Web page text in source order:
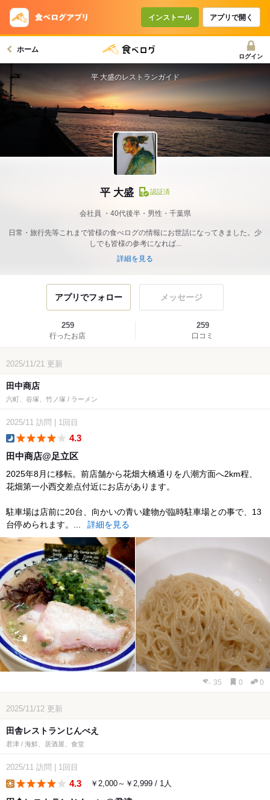
インストール アプリで開く
ホーム
ログイン
平 大盛 認証済
会社員 40代後半・男性・千葉県
日常・旅行先等これまで皆様の食べログの情報にお世話になってきました。少
しでも皆様の参考になれば...
詳細を見る
平 大盛のレストランガイド
アプリでフォロー メッセージ
259
行ったお店
259
口コミ
2025/11/21 更新
田中商店
六町、谷塚、竹ノ塚 / ラーメン
2025/11 訪問 1回目
4.3
田中商店@足立区
2025年8月に移転。前店舗から花畑大橋通りを八潮方面へ2km程、
花畑第一小西交差点付近にお店があります。
駐車場は店前に20台、向かいの青い建物が臨時駐車場との事で、13
台停められます。...
詳細を見る
35 0 0
2025/11/12 更新
田舎レストランじんべえ
君津 / 海鮮、居酒屋、食堂
2025/11 訪問 1回目
4.3 ￥2,000～￥2,999 / 1人